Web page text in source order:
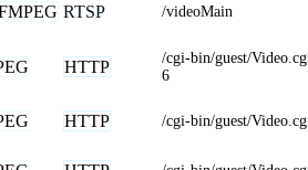
RTSP /videoMain
HTTP
/cgi-bin/guest/
6
HTTP /cgi-bin/guest/